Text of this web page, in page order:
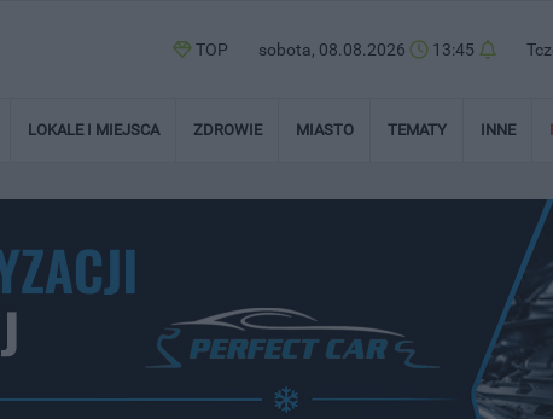
TOP sobota, 08.08.2026 13:45
LOKALE I MIEJSCA ZDROWIE MIASTO TEMATY INNE